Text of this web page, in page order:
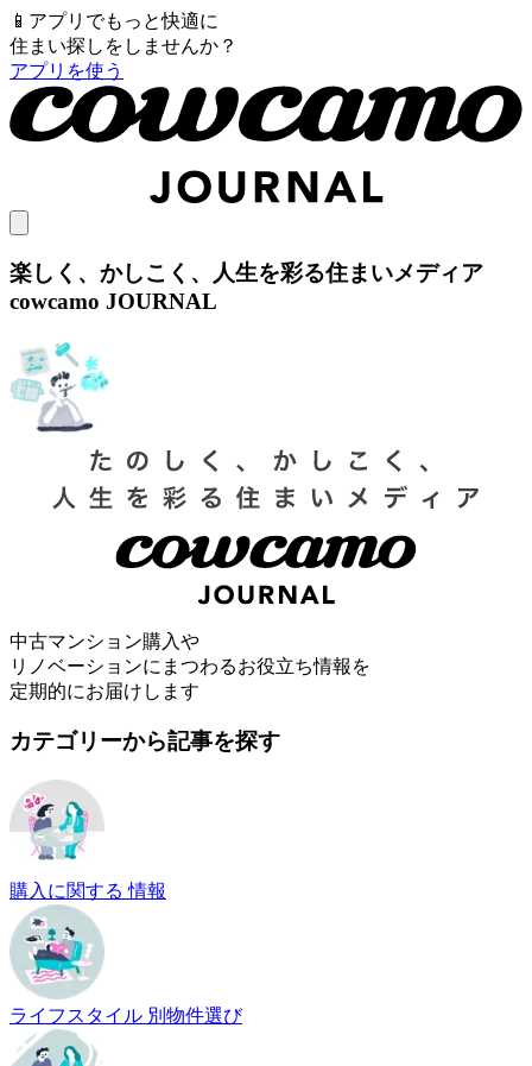
📱 アプリでもっと快適に
住まい探しをしませんか？
アプリを使う
楽しく、かしこく、人生を彩る住まいメディア
cowcamo JOURNAL
中古マンション購入や
リノベーションにまつわるお役立ち情報を
定期的にお届けします
カテゴリーから記事を探す
購入に関する 情報
ライフスタイル 別物件選び